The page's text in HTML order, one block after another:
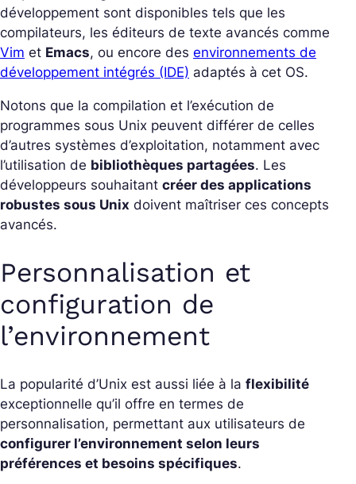
développement sont disponibles tels que les
compilateurs, les éditeurs de texte avancés comme
Vim et Emacs, ou encore des environnements de
développement intégrés (IDE) adaptés à cet OS.
Notons que la compilation et l’exécution de
programmes sous Unix peuvent différer de celles
d’autres systèmes d’exploitation, notamment avec
l’utilisation de bibliothèques partagées. Les
développeurs souhaitant créer des applications
robustes sous Unix doivent maîtriser ces concepts
avancés.
Personnalisation et
configuration de
l’environnement
La popularité d’Unix est aussi liée à la flexibilité
exceptionnelle qu’il offre en termes de
personnalisation, permettant aux utilisateurs de
configurer l’environnement selon leurs
préférences et besoins spécifiques.